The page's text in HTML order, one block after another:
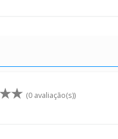
(0 avaliação(s))